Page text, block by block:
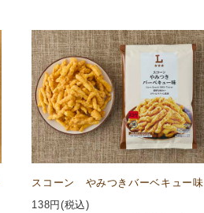
スコーン やみつきバーベキュー味
138円(税込)